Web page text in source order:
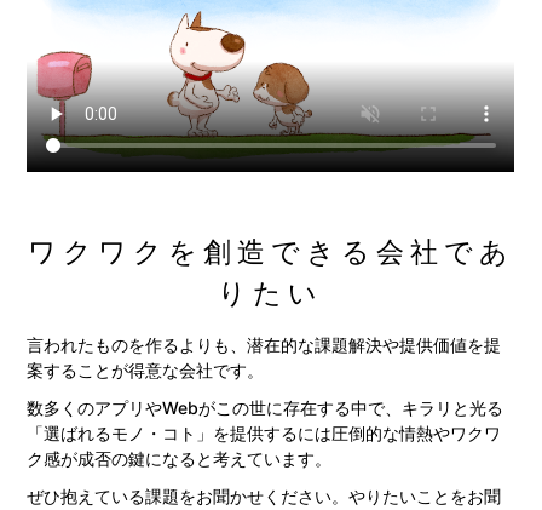
ワクワクを創造できる会社であ
りたい
言われたものを作るよりも、潜在的な課題解決や提供価値を提
案することが得意な会社です。
数多くのアプリやWebがこの世に存在する中で、キラリと光る
「選ばれるモノ・コト」を提供するには圧倒的な情熱やワクワ
ク感が成否の鍵になると考えています。
ぜひ抱えている課題をお聞かせください。やりたいことをお聞